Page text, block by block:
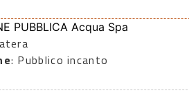
PUBBLICA Acqua Spa
: Pubblico incanto